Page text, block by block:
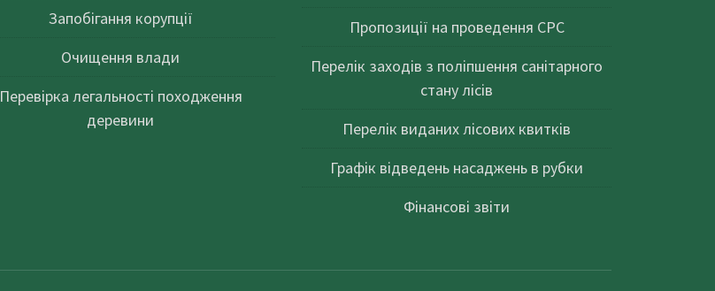
Запобігання корупції
Очищення влади
Перевірка легальності походження
деревини
Пропозиції на проведення СРС
Перелік заходів з поліпшення санітарного
стану лісів
Перелік виданих лісових квитків
Графік відведень насаджень в рубки
Фінансові звіти